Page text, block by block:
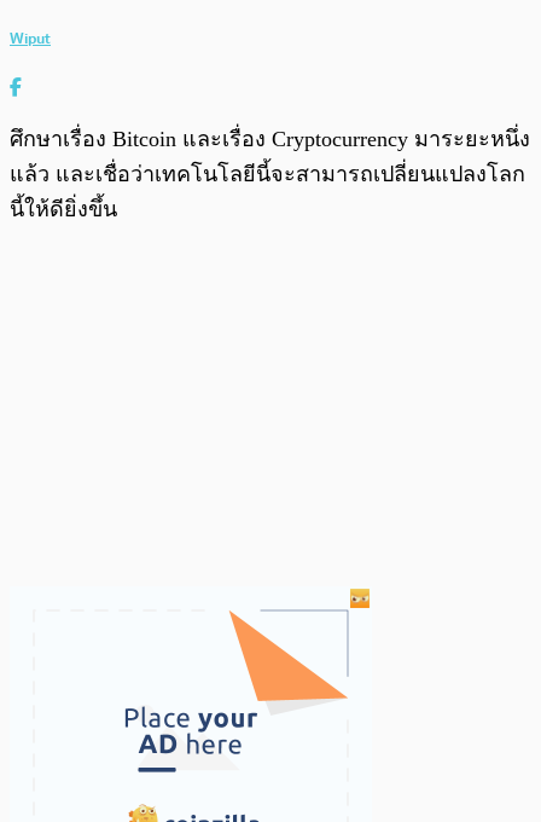
Wiput
ศึกษาเรื่อง Bitcoin และเรื่อง Cryptocurrency มาระยะหนึ่ง
แล้ว และเชื่อว่าเทคโนโลยีนี้จะสามารถเปลี่ยนแปลงโลก
นี้ให้ดียิ่งขึ้น